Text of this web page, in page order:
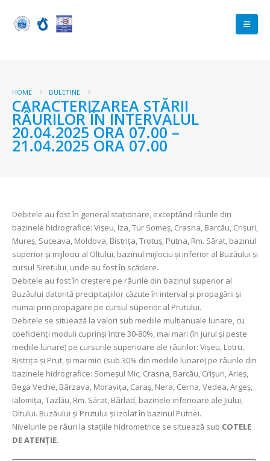
HOME BULETINE
CARACTERIZAREA STĂRII
RÂURILOR ÎN INTERVALUL
20.04.2025 ORA 07.00 –
21.04.2025 ORA 07.00
Debitele au fost în general staționare, exceptând râurile din
bazinele hidrografice: Vișeu, Iza, Tur Someș, Crasna, Barcău, Crișuri,
Mureș, Suceava, Moldova, Bistrița, Trotuș, Putna, Rm. Sărat, bazinul
superior și mijlociu al Oltului, bazinul mijlociu și inferior al Buzăului și
cursul Siretului, unde au fost în scădere.
Debitele au fost în creștere pe râurile din bazinul superior al
Buzăului datorită precipitațiilor căzute în interval și propagării și
numai prin propagare pe cursul superior al Prutului.
Debitele se situează la valori sub mediile multianuale lunare, cu
coeficienți moduli cuprinși între 30-80%, mai mari (în jurul şi peste
mediile lunare) pe cursurile superioare ale râurilor: Vișeu, Lotru,
Bistrița și Prut, şi mai mici (sub 30% din mediile lunare) pe râurile din
bazinele hidrografice: Someșul Mic, Crasna, Barcău, Crișuri, Arieș,
Bega Veche, Bârzava, Moravița, Caraș, Nera, Cerna, Vedea, Argeș,
Ialomița, Tazlău, Rm. Sărat, Bârlad, bazinele inferioare ale Jiului,
Oltului. Buzăului și Prutului și izolat în bazinul Putnei.
Nivelurile pe râuri la stațiile hidrometrice se situează sub COTELE
DE ATENȚIE.